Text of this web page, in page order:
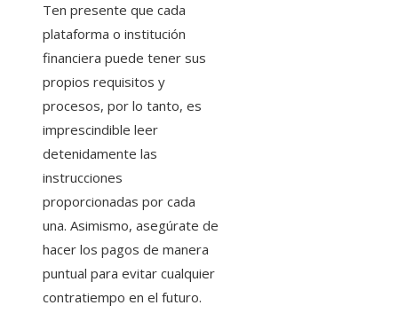
Ten presente que cada
plataforma o institución
financiera puede tener sus
propios requisitos y
procesos, por lo tanto, es
imprescindible leer
detenidamente las
instrucciones
proporcionadas por cada
una. Asimismo, asegúrate de
hacer los pagos de manera
puntual para evitar cualquier
contratiempo en el futuro.